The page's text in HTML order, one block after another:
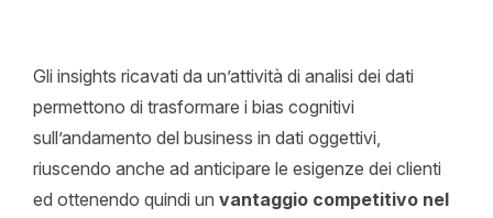
Gli insights ricavati da un’attività di analisi dei dati
permettono di trasformare i bias cognitivi
sull’andamento del business in dati oggettivi,
riuscendo anche ad anticipare le esigenze dei clienti
ed ottenendo quindi un vantaggio competitivo nel